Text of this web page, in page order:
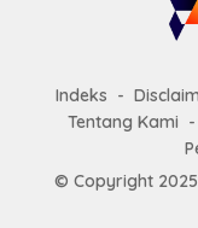
Indeks
Tentang Kami
© Copyright